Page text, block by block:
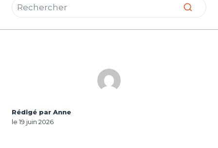
Rédigé par Anne
le 19 juin 2026